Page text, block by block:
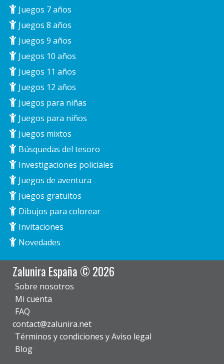
Juegos 7 años
Juegos 8 años
Juegos 9 años
Juegos 10 años
Juegos 11 años
Juegos 12 años
Juegos para niñas
Juegos para niños
Juegos mixtos
Búsquedas del tesoro
Investigaciones policiales
Juegos de aventura
Juegos gratuitos
Dibujos para colorear
Invitaciones
Novedades
Zalunira España © 2026
Sobre nosotros
Mi cuenta
FAQ
contact@zalunira.net
Términos y condiciones y Aviso legal
Blog